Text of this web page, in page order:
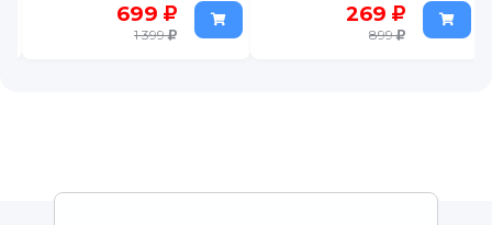
699
1 399
269
899